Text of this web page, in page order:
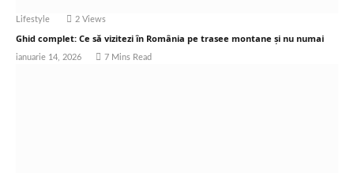
Lifestyle 2 Views
Ghid complet: Ce să vizitezi în România pe trasee montane și nu numai
ianuarie 14, 2026 7 Mins Read